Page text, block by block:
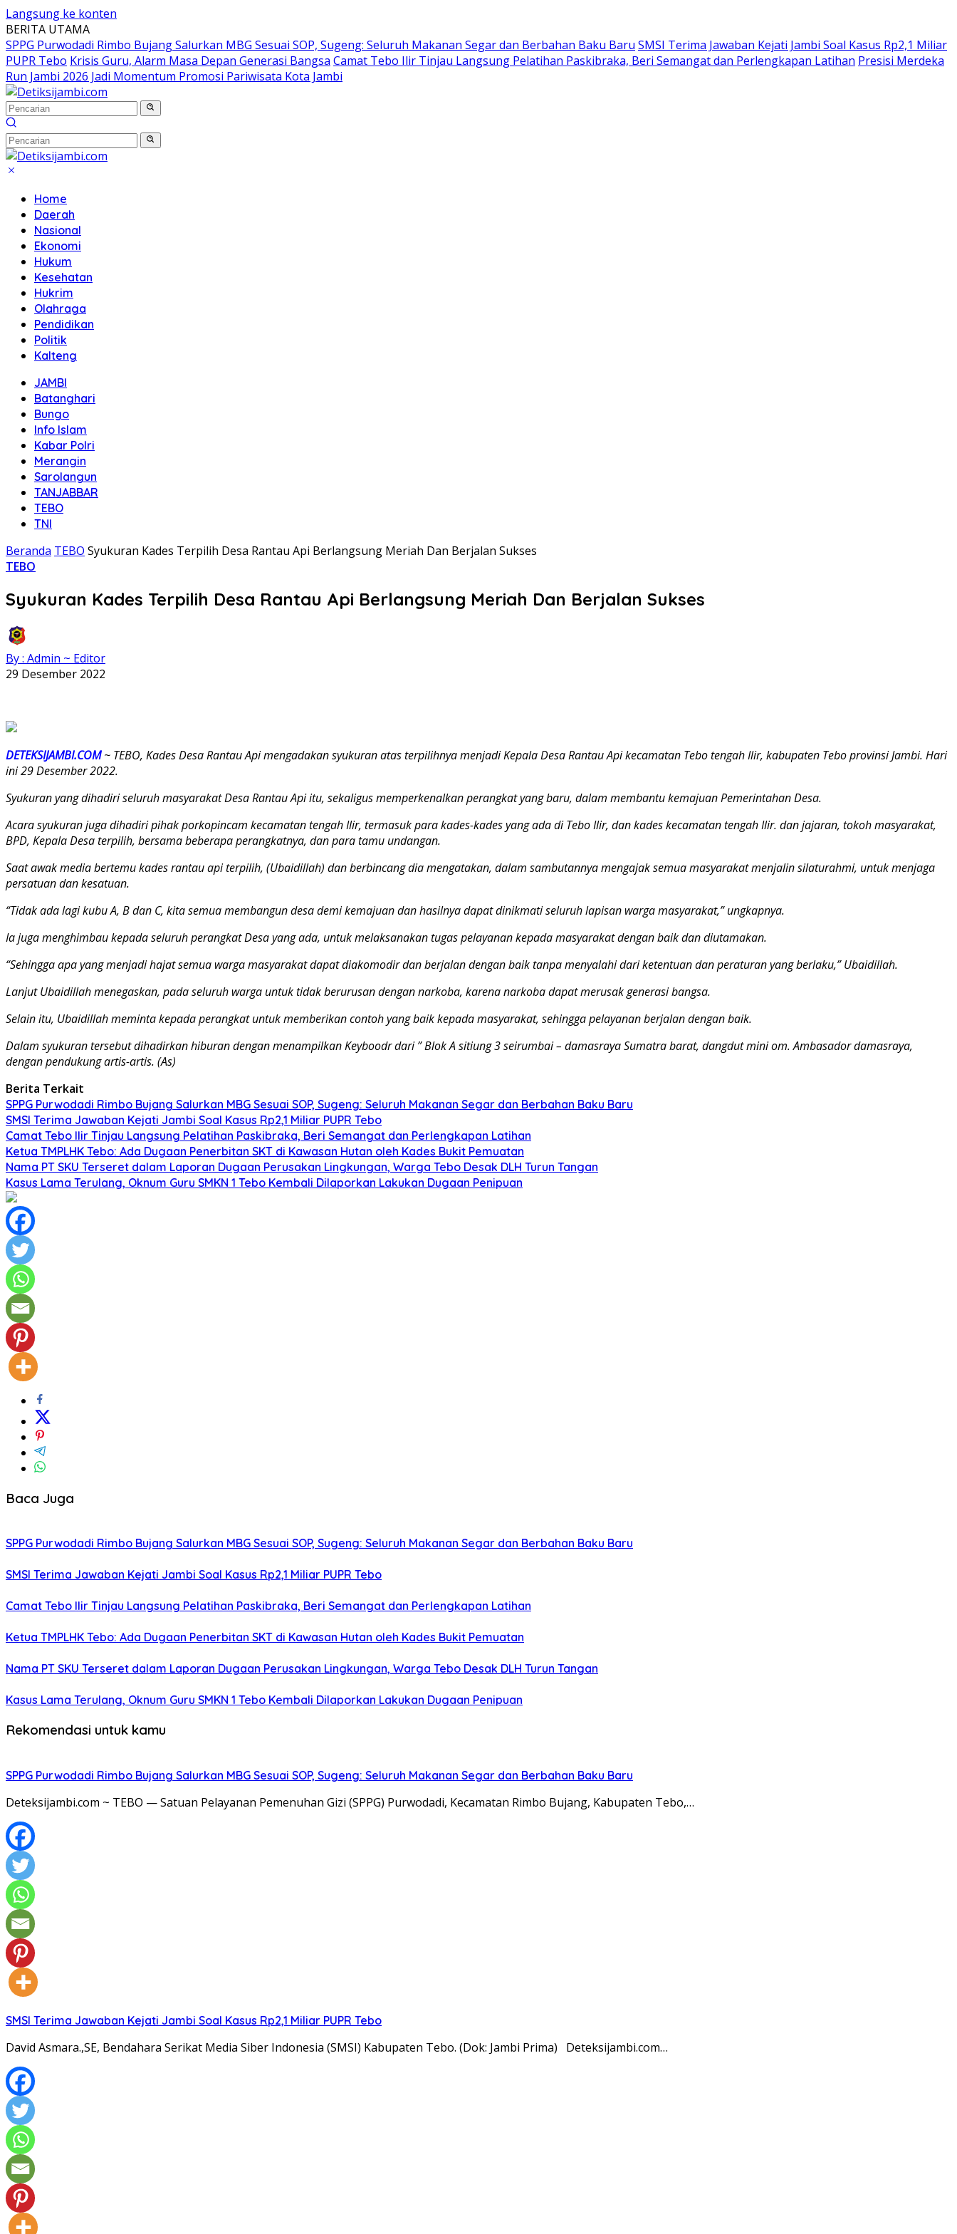
Langsung ke konten
BERITA UTAMA
SPPG Purwodadi Rimbo Bujang Salurkan MBG Sesuai SOP, Sugeng: Seluruh Makanan Segar dan Berbahan Baku Baru SMSI Terima Jawaban Kejati Jambi Soal Kasus Rp2,1 Miliar
PUPR Tebo Krisis Guru, Alarm Masa Depan Generasi Bangsa Camat Tebo Ilir Tinjau Langsung Pelatihan Paskibraka, Beri Semangat dan Perlengkapan Latihan Presisi Merdeka
Run Jambi 2026 Jadi Momentum Promosi Pariwisata Kota Jambi
Home
Daerah
Nasional
Ekonomi
Hukum
Kesehatan
Hukrim
Olahraga
Pendidikan
Politik
Kalteng
JAMBI
Batanghari
Bungo
Info Islam
Kabar Polri
Merangin
Sarolangun
TANJABBAR
TEBO
TNI
Beranda TEBO Syukuran Kades Terpilih Desa Rantau Api Berlangsung Meriah Dan Berjalan Sukses
TEBO
Syukuran Kades Terpilih Desa Rantau Api Berlangsung Meriah Dan Berjalan Sukses
By : Admin ~ Editor
29 Desember 2022
DETEKSIJAMBI.COM~ TEBO, Kades Desa Rantau Api mengadakan syukuran atas terpilihnya menjadi Kepala Desa Rantau Api kecamatan Tebo tengah Ilir, kabupaten Tebo provinsi Jambi. Hari
ini 29 Desember 2022.
Syukuran yang dihadiri seluruh masyarakat Desa Rantau Api itu, sekaligus memperkenalkan perangkat yang baru, dalam membantu kemajuan Pemerintahan Desa.
Acara syukuran juga dihadiri pihak porkopincam kecamatan tengah Ilir, termasuk para kades-kades yang ada di Tebo Ilir, dan kades kecamatan tengah Ilir. dan jajaran, tokoh masyarakat,
BPD, Kepala Desa terpilih, bersama beberapa perangkatnya, dan para tamu undangan.
Saat awak media bertemu kades rantau api terpilih, (Ubaidillah) dan berbincang dia mengatakan, dalam sambutannya mengajak semua masyarakat menjalin silaturahmi, untuk menjaga
persatuan dan kesatuan.
“Tidak ada lagi kubu A, B dan C, kita semua membangun desa demi kemajuan dan hasilnya dapat dinikmati seluruh lapisan warga masyarakat,” ungkapnya.
Ia juga menghimbau kepada seluruh perangkat Desa yang ada, untuk melaksanakan tugas pelayanan kepada masyarakat dengan baik dan diutamakan.
“Sehingga apa yang menjadi hajat semua warga masyarakat dapat diakomodir dan berjalan dengan baik tanpa menyalahi dari ketentuan dan peraturan yang berlaku,” Ubaidillah.
Lanjut Ubaidillah menegaskan, pada seluruh warga untuk tidak berurusan dengan narkoba, karena narkoba dapat merusak generasi bangsa.
Selain itu, Ubaidillah meminta kepada perangkat untuk memberikan contoh yang baik kepada masyarakat, sehingga pelayanan berjalan dengan baik.
Dalam syukuran tersebut dihadirkan hiburan dengan menampilkan Keyboodr dari ” Blok A sitiung 3 seirumbai – damasraya Sumatra barat, dangdut mini om. Ambasador damasraya,
dengan pendukung artis-artis. (As)
Berita Terkait
SPPG Purwodadi Rimbo Bujang Salurkan MBG Sesuai SOP, Sugeng: Seluruh Makanan Segar dan Berbahan Baku Baru
SMSI Terima Jawaban Kejati Jambi Soal Kasus Rp2,1 Miliar PUPR Tebo
Camat Tebo Ilir Tinjau Langsung Pelatihan Paskibraka, Beri Semangat dan Perlengkapan Latihan
Ketua TMPLHK Tebo: Ada Dugaan Penerbitan SKT di Kawasan Hutan oleh Kades Bukit Pemuatan
Nama PT SKU Terseret dalam Laporan Dugaan Perusakan Lingkungan, Warga Tebo Desak DLH Turun Tangan
Kasus Lama Terulang, Oknum Guru SMKN 1 Tebo Kembali Dilaporkan Lakukan Dugaan Penipuan
Baca Juga
SPPG Purwodadi Rimbo Bujang Salurkan MBG Sesuai SOP, Sugeng: Seluruh Makanan Segar dan Berbahan Baku Baru
SMSI Terima Jawaban Kejati Jambi Soal Kasus Rp2,1 Miliar PUPR Tebo
Camat Tebo Ilir Tinjau Langsung Pelatihan Paskibraka, Beri Semangat dan Perlengkapan Latihan
Ketua TMPLHK Tebo: Ada Dugaan Penerbitan SKT di Kawasan Hutan oleh Kades Bukit Pemuatan
Nama PT SKU Terseret dalam Laporan Dugaan Perusakan Lingkungan, Warga Tebo Desak DLH Turun Tangan
Kasus Lama Terulang, Oknum Guru SMKN 1 Tebo Kembali Dilaporkan Lakukan Dugaan Penipuan
Rekomendasi untuk kamu
SPPG Purwodadi Rimbo Bujang Salurkan MBG Sesuai SOP, Sugeng: Seluruh Makanan Segar dan Berbahan Baku Baru
Deteksijambi.com ~ TEBO — Satuan Pelayanan Pemenuhan Gizi (SPPG) Purwodadi, Kecamatan Rimbo Bujang, Kabupaten Tebo,…
SMSI Terima Jawaban Kejati Jambi Soal Kasus Rp2,1 Miliar PUPR Tebo
David Asmara.,SE, Bendahara Serikat Media Siber Indonesia (SMSI) Kabupaten Tebo. (Dok: Jambi Prima) Deteksijambi.com…